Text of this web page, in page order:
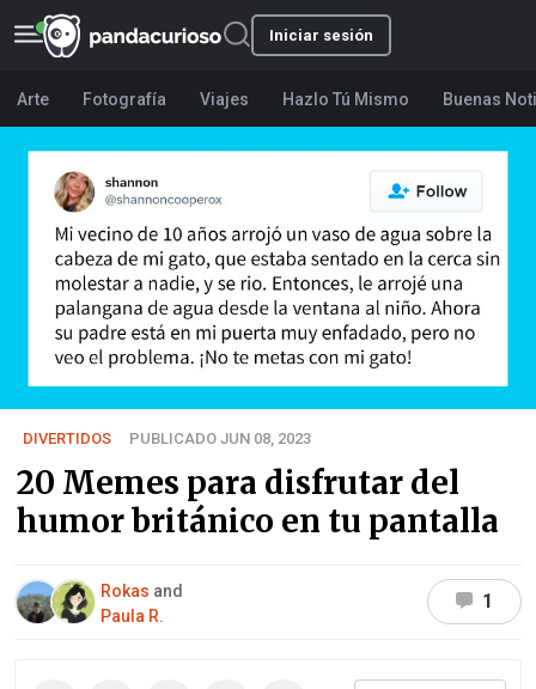
Iniciar sesión
Arte Fotografía Viajes Hazlo Tú Mismo Buenas
DIVERTIDOS PUBLICADO JUN 08, 2023
20 Memes para disfrutar del
humor británico en tu pantalla
Rokas and
Paula R.
1